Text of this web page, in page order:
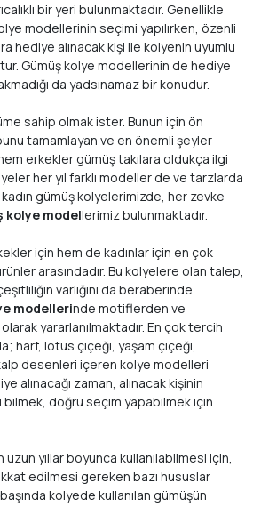
bir yeri bulunmaktadır. Genellikle
modellerinin seçimi yapılırken, özenli
hediye alınacak kişi ile kolyenin uyumlu
Gümüş kolye modellerinin de hediye
da yadsınamaz bir konudur.
sahip olmak ister. Bunun için ön
tamamlayan ve en önemli şeyler
erkekler gümüş takılara oldukça ilgi
her yıl farklı modeller de ve tarzlarda
kadın gümüş kolyelerimizde, her zevke
kolye modellerimiz bulunmaktadır.
için hem de kadınlar için en çok
arasındadır. Bu kolyelere olan talep,
varlığını da beraberinde
modellerinde motiflerden ve
yararlanılmaktadır. En çok tercih
harf, lotus çiçeği, yaşam çiçeği,
desenleri içeren kolye modelleri
alınacağı zaman, alınacak kişinin
bilmek, doğru seçim yapabilmek için
uzun yıllar boyunca kullanılabilmesi için,
edilmesi gereken bazı hususlar
kolyede kullanılan gümüşün